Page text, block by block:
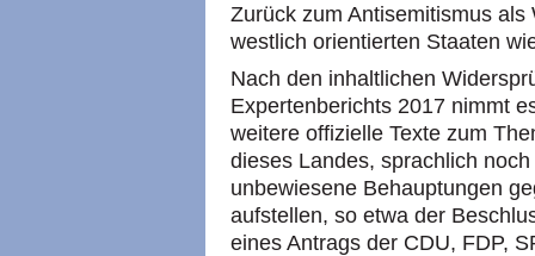
Zurück zum Antisemitismus
westlich orientierten Staaten
Nach den inhaltlichen
Expertenberichts 2017 nimmt
weitere offizielle Texte zum
dieses Landes, sprachlich
unbewiesene Behauptungen
aufstellen, so etwa der
eines Antrags der CDU, FDP,